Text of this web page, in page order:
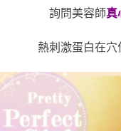
詢問美容師真
熱刺激蛋白在